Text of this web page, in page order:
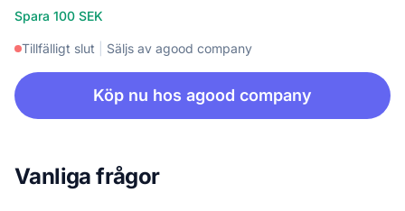
Spara 100 SEK
Tillfälligt slut Säljs av agood company
Köp nu hos agood company
Vanliga frågor